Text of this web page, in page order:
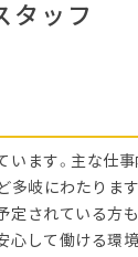
タッフ
ます。主な仕
多岐にわたりま
定されている方
して働ける環